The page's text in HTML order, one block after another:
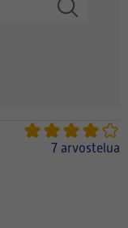
7 arvostelua